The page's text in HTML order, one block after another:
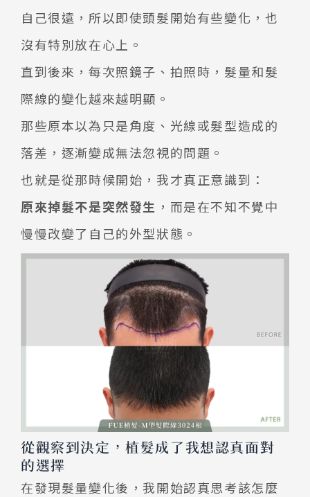
自己很遠，所以即使頭髮開始有些變化，也
沒有特別放在心上。
直到後來，每次照鏡子、拍照時，髮量和髮
際線的變化越來越明顯。
那些原本以為只是角度、光線或髮型造成的
落差，逐漸變成無法忽視的問題。
也就是從那時候開始，我才真正意識到：
原來掉髮不是突然發生 ，而是在不知不覺中
慢慢改變了自己的外型狀態。
從觀察到決定，植髮成了我想認真面對
的選擇
在發現髮量變化後，我開始認真思考該怎麼